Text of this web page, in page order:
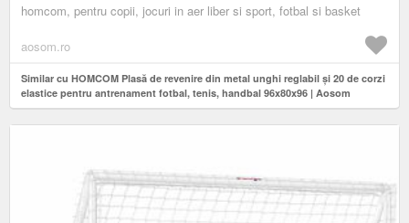
homcom, pentru copii, jocuri in aer liber si sport, fotbal si basket
aosom.ro
Similar cu HOMCOM Plasă de revenire din metal unghi reglabil și 20 de corzi
elastice pentru antrenament fotbal, tenis, handbal 96x80x96 | Aosom
Romania